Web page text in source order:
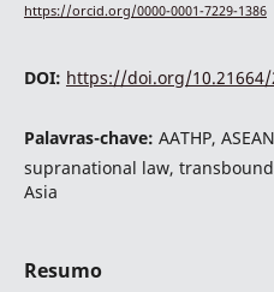
https://orcid.org/0000-0001-7229-1386
DOI: https://doi.org/10.21664/
Palavras-chave: AATHP,
supranational law,
Asia
Resumo